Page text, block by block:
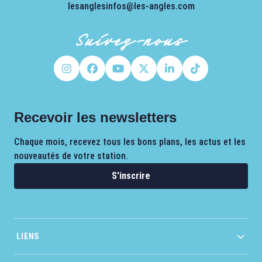
lesanglesinfos@les-angles.com
Suivez-nous
Recevoir les newsletters
Chaque mois, recevez tous les bons plans, les actus et les
nouveautés de votre station.
S'inscrire
LIENS